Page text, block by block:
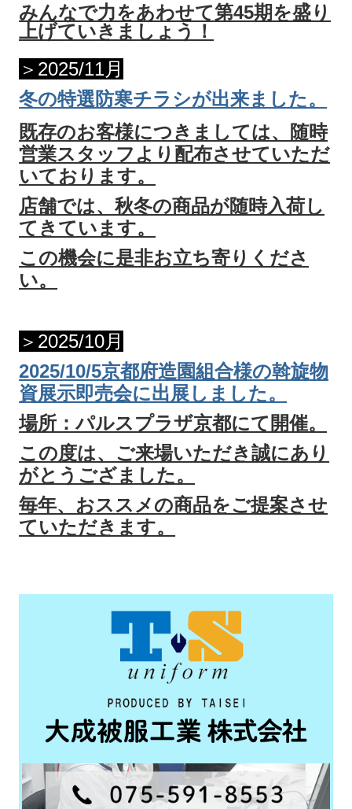
みんなで力をあわせて第45期を盛り
上げていきましょう！
＞2025/11月
冬の特選防寒チラシが出来ました。
既存のお客様につきましては、随時
営業スタッフより配布させていただ
いております。
店舗では、秋冬の商品が随時入荷し
てきています。
この機会に是非お立ち寄りくださ
い。
＞2025/10月
2025/10/5京都府造園組合様の斡旋物
資展示即売会に出展しました。
場所：パルスプラザ京都にて開催。
この度は、ご来場いただき誠にあり
がとうござました。
毎年、おススメの商品をご提案させ
ていただきます。